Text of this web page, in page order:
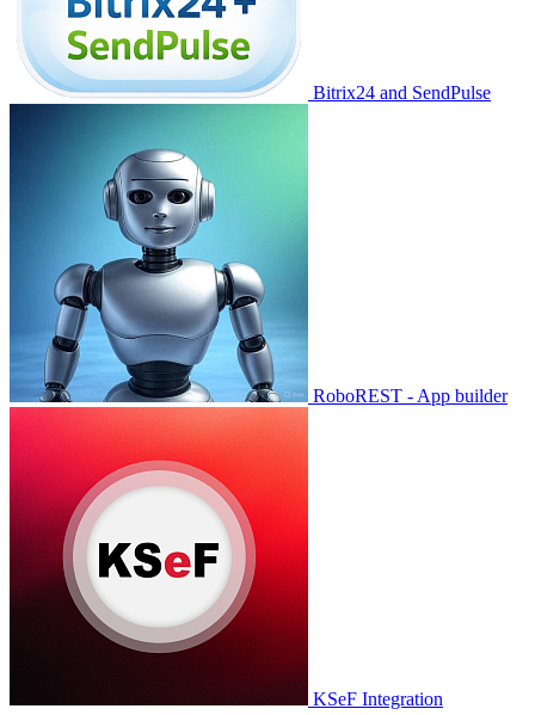
Bitrix24 and SendPulse
RoboREST - App builder
KSeF Integration